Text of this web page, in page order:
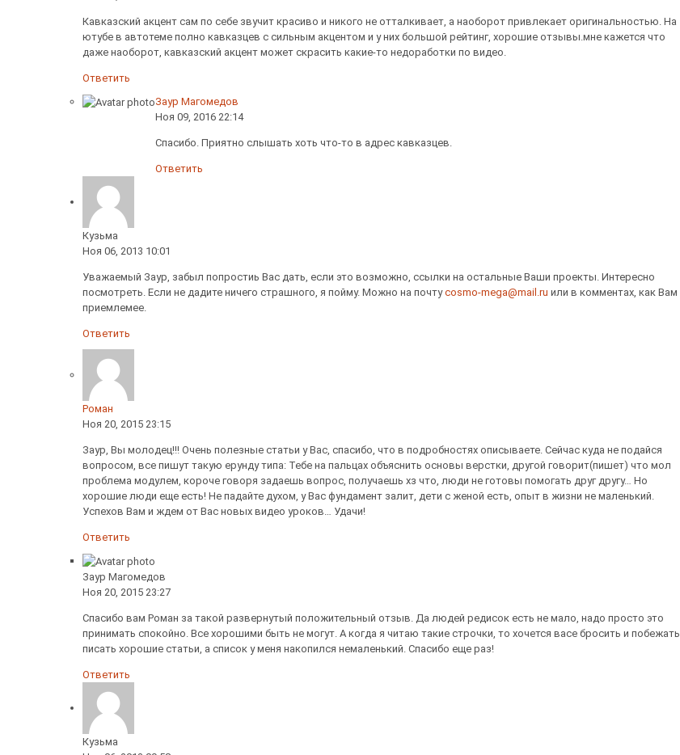
Кавказский акцент сам по себе звучит красиво и никого не отталкивает, а наоборот привлекает оригинальностью. На
ютубе в автотеме полно кавказцев с сильным акцентом и у них большой рейтинг, хорошие отзывы.мне кажется что
даже наоборот, кавказский акцент может скрасить какие-то недоработки по видео.
Ответить
Заур Магомедов
Ноя 09, 2016 22:14
Спасибо. Приятно слышать хоть что-то в адрес кавказцев.
Ответить
Кузьма
Ноя 06, 2013 10:01
Уважаемый Заур, забыл попростиь Вас дать, если это возможно, ссылки на остальные Ваши проекты. Интересно
посмотреть. Если не дадите ничего страшного, я пойму. Можно на почтуcosmo-mega@mail.ru или в комментах, как Вам
приемлемее.
Ответить
Роман
Ноя 20, 2015 23:15
Заур, Вы молодец!!! Очень полезные статьи у Вас, спасибо, что в подробностях описываете. Сейчас куда не подайся
вопросом, все пишут такую ерунду типа: Тебе на пальцах объяснить основы верстки, другой говорит(пишет) что мол
проблема модулем, короче говоря задаешь вопрос, получаешь хз что, люди не готовы помогать друг другу… Но
хорошие люди еще есть! Не падайте духом, у Вас фундамент залит, дети с женой есть, опыт в жизни не маленький.
Успехов Вам и ждем от Вас новых видео уроков… Удачи!
Ответить
Заур Магомедов
Ноя 20, 2015 23:27
Спасибо вам Роман за такой развернутый положительный отзыв. Да людей редисок есть не мало, надо просто это
принимать спокойно. Все хорошими быть не могут. А когда я читаю такие строчки, то хочется васе бросить и побежать
писать хорошие статьи, а список у меня накопился немаленький. Спасибо еще раз!
Ответить
Кузьма